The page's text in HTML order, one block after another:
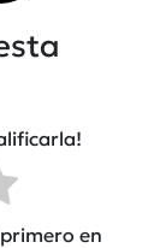
en